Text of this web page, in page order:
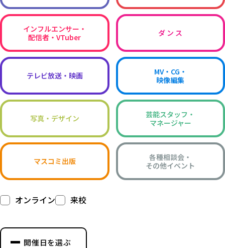
インフルエンサー・
配信者・VTuber
ダ ン ス
テレビ放送・映画
MV・CG・
映像編集
写真・デザイン
芸能スタッフ・
マネージャー
マスコミ出版
各種相談会・
その他イベント
オンライン 来校
開催日を選ぶ